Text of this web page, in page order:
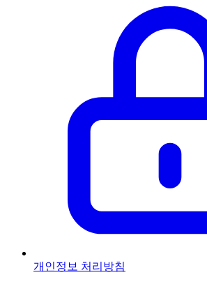
개인정보 처리방침